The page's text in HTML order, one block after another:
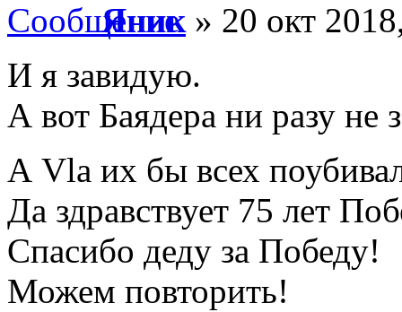
Яник» 20 окт
И я завидую.
А вот Баядера ни разу не
А Vla их бы всех
Да здравствует 75 лет
Спасибо деду за Победу!
Можем повторить!